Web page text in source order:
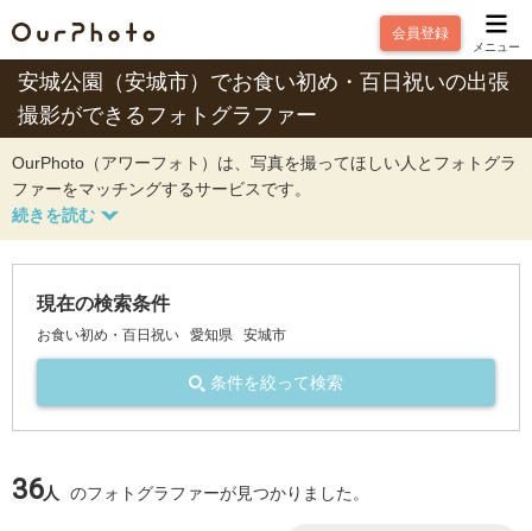
会員登録
メニュー
安城公園（安城市）でお食い初め・百日祝いの出張
撮影ができるフォトグラファー
OurPhoto（アワーフォト）は、写真を撮ってほしい人とフォトグラ
ファーをマッチングするサービスです。
現在の検索条件
お食い初め・百日祝い 愛知県 安城市
条件を絞って検索
36人 のフォトグラファーが見つかりました。